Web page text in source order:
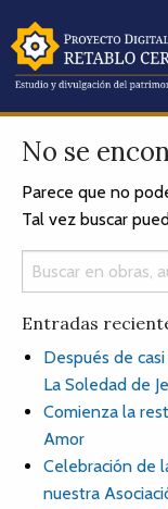
No se
Parece que no
Tal vez buscar
Entradas
Después de
La Soledad de
Comienza la
Amor
Celebración de
nuestra